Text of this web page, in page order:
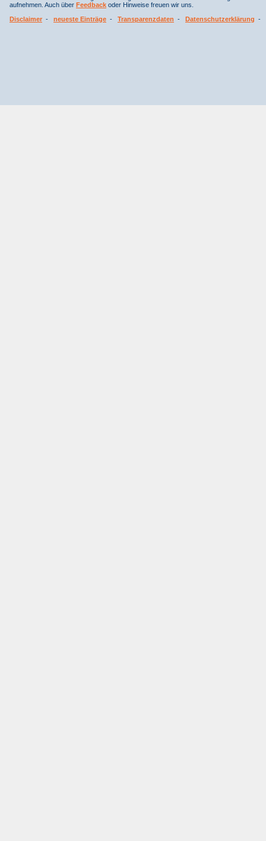
aufnehmen. Auch über Feedback oder Hinweise freuen wir uns.
Disclaimer - neueste Einträge - Transparenzdaten - Datenschutzerklärung -